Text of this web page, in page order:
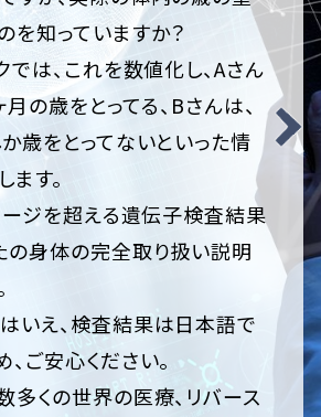
を知っていますか？
では、これを数値化し、Aさん
の歳をとってる、Bさんは、
歳をとってないといった情
す。
ージを超える遺伝子検査結果
の身体の完全取り扱い説明
いえ、検査結果は日本語で
ご安心ください。
多くの世界の医療、リバース